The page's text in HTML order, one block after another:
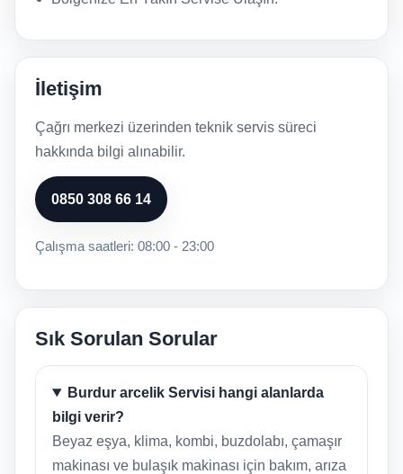
İletişim
Çağrı merkezi üzerinden teknik servis süreci
hakkında bilgi alınabilir.
0850 308 66 14
Çalışma saatleri: 08:00 - 23:00
Sık Sorulan Sorular
Burdur arcelik Servisi hangi alanlarda
bilgi verir?
Beyaz eşya, klima, kombi, buzdolabı, çamaşır
makinası ve bulaşık makinası için bakım, arıza